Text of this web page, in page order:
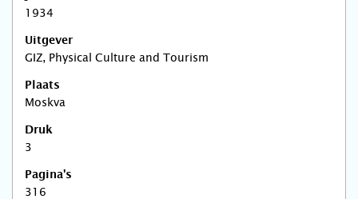
1934
Uitgever
GIZ, Physical Culture and Tourism
Plaats
Moskva
Druk
3
Pagina's
316